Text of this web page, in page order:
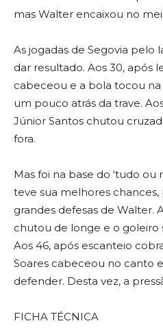
mas Walter encaixou no
As jogadas de Segovia pelo
dar resultado. Aos 30, após
cabeceou e a bola tocou
um pouco atrás da trave.
Júnior Santos chutou
fora.
Mas foi na base do ‘tudo ou
teve sua melhores
grandes defesas de Walter.
chutou de longe e o goleiro
Aos 46, após escanteio
Soares cabeceou no canto
defender. Desta vez, a
FICHA TÉCNICA